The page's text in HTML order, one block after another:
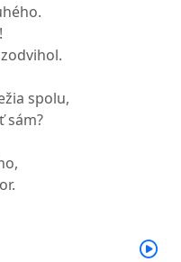
spolu,
sám?